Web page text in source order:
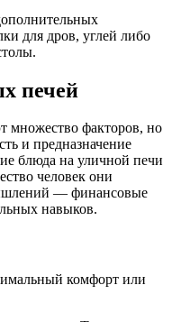
для дров, углей либо
печей
множество факторов, но
и предназначение
блюда на уличной печи
человек они
— финансовые
навыков.